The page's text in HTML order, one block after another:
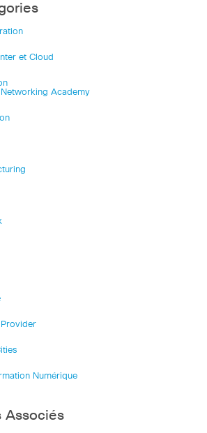
et Cloud
Academy
Numérique
Associés